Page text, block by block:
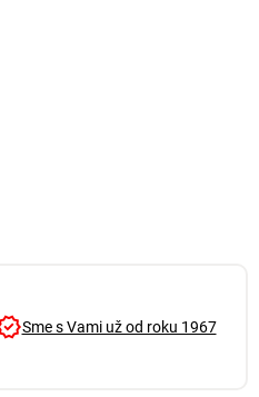
Sme s Vami už od roku 1967